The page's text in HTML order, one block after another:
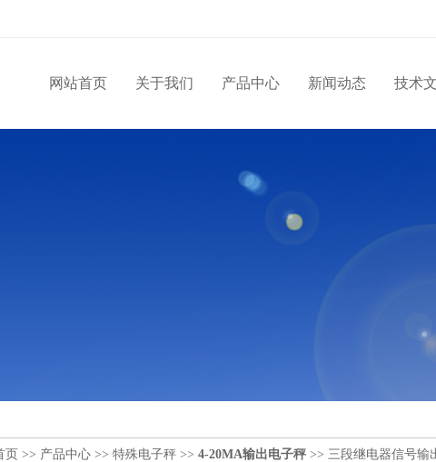
网站首页 关于我们 产品中心 新闻动态 技术
页 >> 产品中心 >> 特殊电子秤 >> 4-20MA输出电子秤 >> 三段继电器信号输